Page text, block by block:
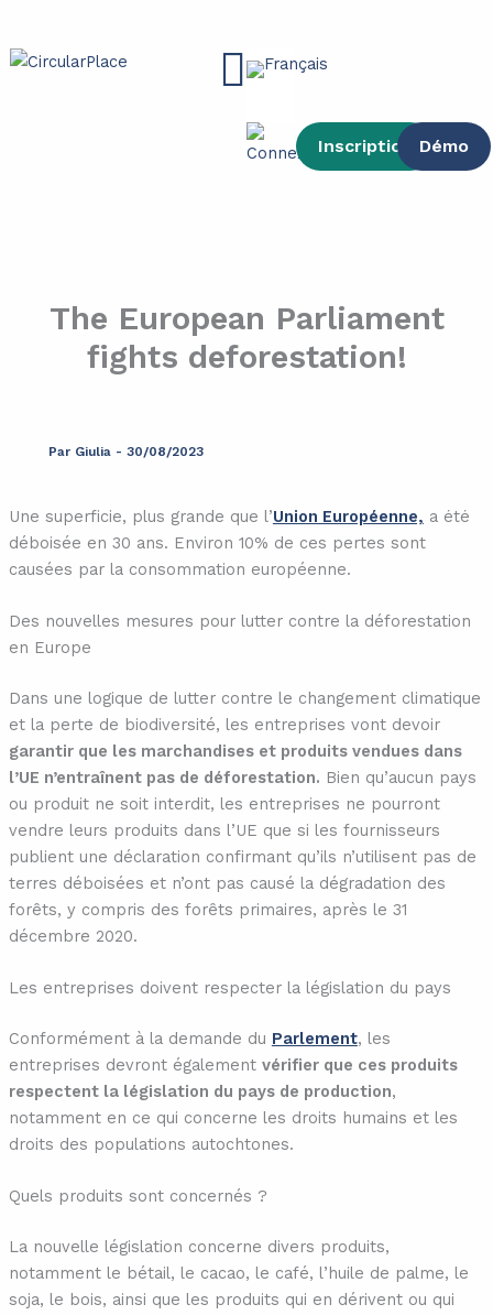
contenu
Main
Inscription Démo
The European Parliament
fights deforestation!
Par Giulia - 30/08/2023
Une superficie, plus grande que l’Union Européenne, a été
déboisée en 30 ans. Environ 10% de ces pertes sont
causées par la consommation européenne.
Des nouvelles mesures pour lutter contre la déforestation
en Europe
Dans une logique de lutter contre le changement climatique
et la perte de biodiversité, les entreprises vont devoir
garantir que les marchandises et produits vendues dans
l’UE n’entraînent pas de déforestation. Bien qu’aucun pays
ou produit ne soit interdit, les entreprises ne pourront
vendre leurs produits dans l’UE que si les fournisseurs
publient une déclaration confirmant qu’ils n’utilisent pas de
terres déboisées et n’ont pas causé la dégradation des
forêts, y compris des forêts primaires, après le 31
décembre 2020.
Les entreprises doivent respecter la législation du pays
Conformément à la demande du Parlement, les
entreprises devront également vérifier que ces produits
respectent la législation du pays de production,
notamment en ce qui concerne les droits humains et les
droits des populations autochtones.
Quels produits sont concernés ?
La nouvelle législation concerne divers produits,
notamment le bétail, le cacao, le café, l’huile de palme, le
soja, le bois, ainsi que les produits qui en dérivent ou qui